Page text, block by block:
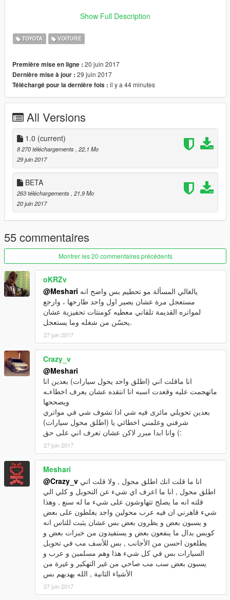
---------------------
الاصلاحات
تصحيح الكلاام
------------------------
Show Full Description
TOYOTA VOITURE
Première mise en ligne : 20 juin 2017
Dernière mise à jour : 29 juin 2017
Téléchargé pour la dernière fois : il y a 44 minutes
All Versions
1.0 (current)
8 270 téléchargements , 22,1 Mo
29 juin 2017
BETA
263 téléchargements , 21,9 Mo
20 juin 2017
55 commentaires
Montrer les 20 commentaires précédents
oKRZv
@Meshari
مستعجل مرة عشان يصير اول واحد طارحها ، وارجع
لمواتره القديمة تلقاني معطيه كومنتات تحفيزية عشان
يحسّن من شغله وما يستعجل.
27 juin 2017
Crazy_v
@Meshari
انا ماقلت اني (اطلق واحد يحول سيارات) بعدين انا
ماتهجمت عليه وقعدت اسبه انا انتقده عشان يعرف اخطاءـه
ويصححها
بعدين تحويلي مائرى فيه شي اذا تشوف شي في مواتري
شرفني وعلمني اخطائي يا (اطلق محول سيارات)
وانا ابدا مبرر لاكن عشان تعرف اني على حق (:
27 juin 2017
Meshari
@Crazy_v
اطلق محول , انا ما اعرف اي شيء عن التحويل و كلي الي
قلته انه ما يصلح تتهاوشون على شيء ما له سنع , وهذا
شيء قاهرني ان فيه عرب محولين واجد يغلطون على بعض
و يسبون بعض و يظرون بعض بس عشان يثبت للناس انه
كويس بدال ما ينفعون بعض و يستفيدون من خبرات بعض و
يطلعون احسن من الأجانب , بس للأسف مب في تحويل
السيارات بس في كل شيء هذا وهم مسلمين و عرب و
يسبون بعض سب مب صاحي من غير التهكير و غيرة من
الأشياء الثانية , الله يهديهم بس
27 juin 2017